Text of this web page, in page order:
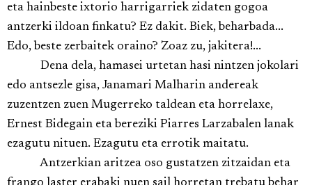
eta hainbeste ixtorio harrigarriek zidaten gogoa
antzerki ildoan finkatu? Ez dakit. Biek, beharbada...
Edo, beste zerbaitek oraino? Zoaz zu, jakitera!...
Dena dela, hamasei urtetan hasi nintzen jokolari
edo antsezle gisa, Janamari Malharin andereak
zuzentzen zuen Mugerreko taldean eta horrelaxe,
Ernest Bidegain eta bereziki Piarres Larzabalen lanak
ezagutu nituen. Ezagutu eta errotik maitatu.
Antzerkian aritzea oso gustatzen zitzaidan eta